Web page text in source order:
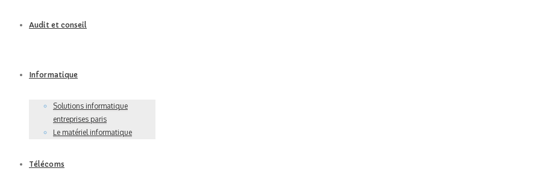
Audit et conseil
Informatique
Solutions informatique
entreprises paris
Le matériel informatique
Télécoms